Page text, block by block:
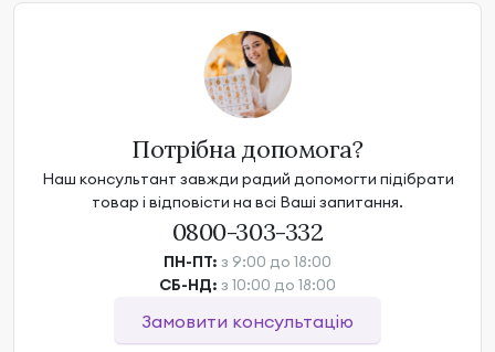
Потрібна допомога?
Наш консультант завжди радий допомогти підібрати
товар і відповісти на всі Ваші запитання.
0800-303-332
ПН-ПТ: з 9:00 до 18:00
СБ-НД: з 10:00 до 18:00
Замовити консультацію